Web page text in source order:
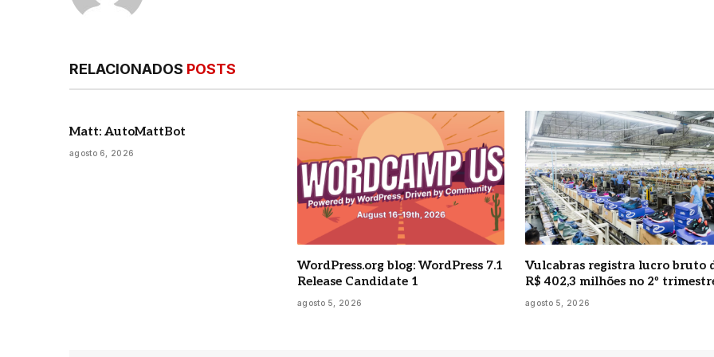
RELACIONADOS POSTS
Matt: AutoMattBot
agosto 6, 2026
WordPress.org blog: WordPress 7.1
Release Candidate 1
agosto 5, 2026
Vulcabras registra lucro bruto
R$ 402,3 milhões no 2º
agosto 5, 2026